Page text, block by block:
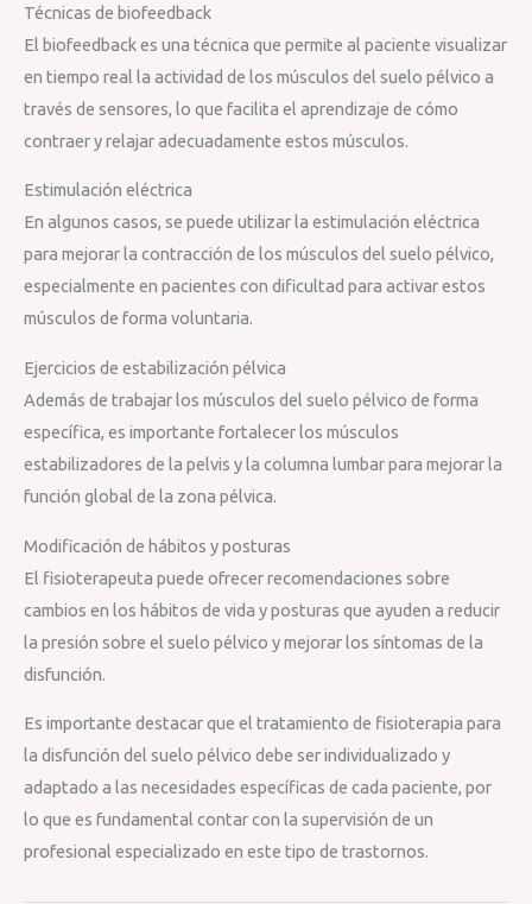
Técnicas de biofeedback
El biofeedback es una técnica que permite al paciente visualizar
en tiempo real la actividad de los músculos del suelo pélvico a
través de sensores, lo que facilita el aprendizaje de cómo
contraer y relajar adecuadamente estos músculos.
Estimulación eléctrica
En algunos casos, se puede utilizar la estimulación eléctrica
para mejorar la contracción de los músculos del suelo pélvico,
especialmente en pacientes con dificultad para activar estos
músculos de forma voluntaria.
Ejercicios de estabilización pélvica
Además de trabajar los músculos del suelo pélvico de forma
específica, es importante fortalecer los músculos
estabilizadores de la pelvis y la columna lumbar para mejorar la
función global de la zona pélvica.
Modificación de hábitos y posturas
El fisioterapeuta puede ofrecer recomendaciones sobre
cambios en los hábitos de vida y posturas que ayuden a reducir
la presión sobre el suelo pélvico y mejorar los síntomas de la
disfunción.
Es importante destacar que el tratamiento de fisioterapia para
la disfunción del suelo pélvico debe ser individualizado y
adaptado a las necesidades específicas de cada paciente, por
lo que es fundamental contar con la supervisión de un
profesional especializado en este tipo de trastornos.